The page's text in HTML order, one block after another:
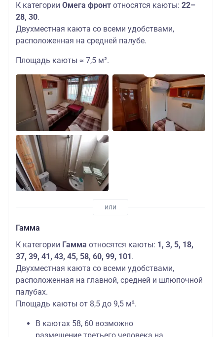
К категории Омега фронт относятся каюты: 22–
28, 30.
Двухместная каюта со всеми удобствами,
расположенная на средней палубе.
Площадь каюты ≈ 7,5 м².
Гамма
К категории Гамма относятся каюты: 1, 3, 5, 18,
37, 39, 41, 43, 45, 58, 60, 99, 101 .
Двухместная каюта со всеми удобствами,
расположенная на главной, средней и шлюпочной
палубах.
Площадь каюты от 8,5 до 9,5 м².
В каютах 58, 60 возможно